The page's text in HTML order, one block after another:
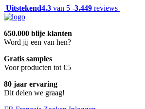
Uitstekend4.3 van 5 -3.449 reviews
650.000 blije klanten
Word jij een van hen?
Gratis samples
Voor producten tot €5
80 jaar ervaring
Dit delen we graag!